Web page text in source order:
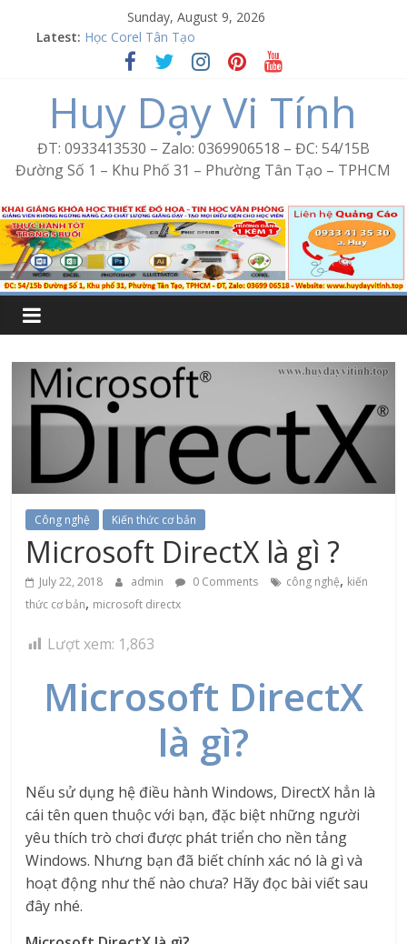
Sunday, August 9, 2026
Latest: Học Corel Tân Tạo
Cách tạo USB Boot bằng Ventoy
Khóa học Photoshop tại Tân Tạo
Excel Bình Trị Đông – Vi tính văn phòng cấp tốc
Word Bình Trị Đông – Tin học văn phòng cấp tốc
Huy Dạy Vi Tính
ĐT: 0933413530 – Zalo: 0369906518 – ĐC: 54/15B
Đường Số 1 – Khu Phố 31 – Phường Tân Tạo – TPHCM
Công nghệ Kiến thức cơ bản
Microsoft DirectX là gì ?
July 22, 2018 admin 0 Comments công nghệ, kiến
thức cơ bản, microsoft directx
Lượt xem: 1,863
Microsoft DirectX
là gì?
Nếu sử dụng hệ điều hành Windows, DirectX hẳn là
cái tên quen thuộc với bạn, đặc biệt những người
yêu thích trò chơi được phát triển cho nền tảng
Windows. Nhưng bạn đã biết chính xác nó là gì và
hoạt động như thế nào chưa? Hãy đọc bài viết sau
đây nhé.